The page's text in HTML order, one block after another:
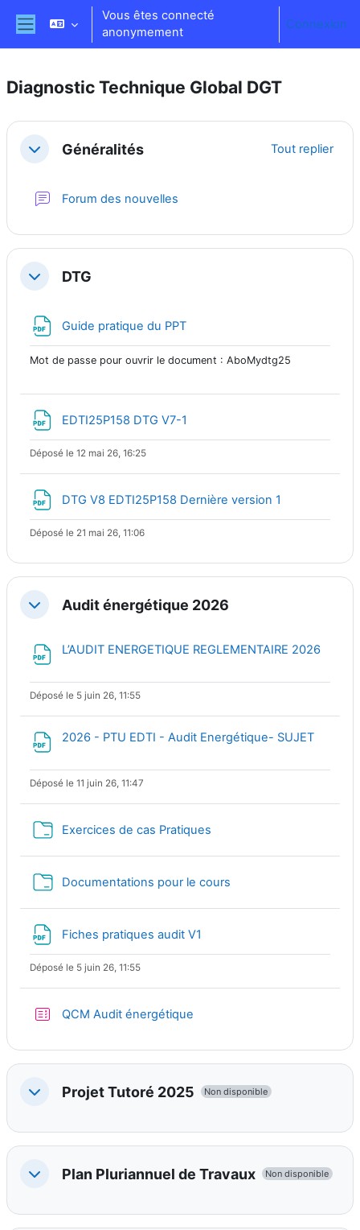
Passer au contenu principal
Panneau latéral
Vous êtes connecté
anonymement
Connexion
Diagnostic Technique Global DGT
Résumé de section
ReplierGénéralités Tout replier
Forum des nouvelles
ReplierDTG
Guide pratique du PPT
Mot de passe pour ouvrir le document : AboMydtg25
EDTI25P158 DTG V7-1
Déposé le 12 mai 26, 16:25
DTG V8 EDTI25P158 Dernière version 1
Déposé le 21 mai 26, 11:06
ReplierAudit énergétique 2026
L’AUDIT ENERGETIQUE REGLEMENTAIRE 2026Fichier
Déposé le 5 juin 26, 11:55
2026 - PTU EDTI - Audit Energétique- SUJETFichier
Déposé le 11 juin 26, 11:47
Exercices de cas Pratiques
Documentations pour le cours
Fiches pratiques audit V1
Déposé le 5 juin 26, 11:55
QCM Audit énergétique
ReplierProjet Tutoré 2025 Non disponible
ReplierPlan Pluriannuel de Travaux Non disponible